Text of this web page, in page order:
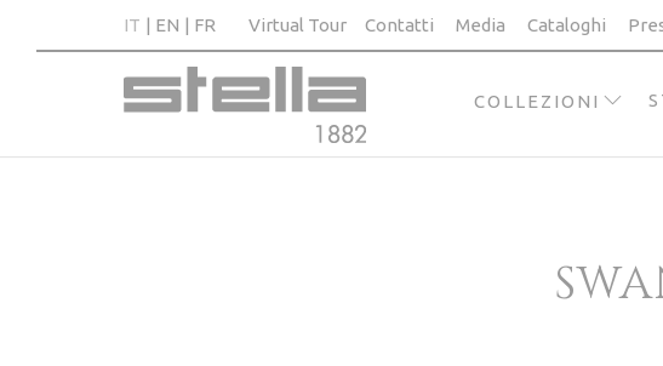
IT EN FR Virtual Tour Contatti Media Cataloghi
COLLEZIONI